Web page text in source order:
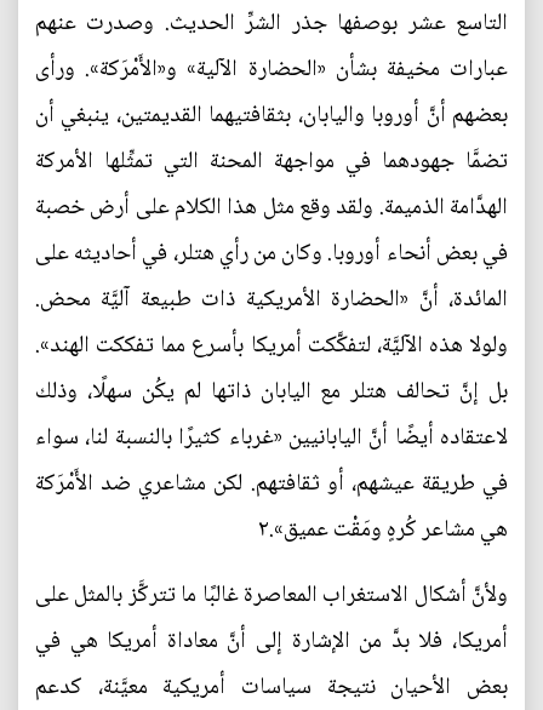
التاسع عشر بوصفها جذر الشرِّ الحديث. وصدرت عنهم
عبارات مخيفة بشأن «الحضارة الآلية» و«الأَمْرَكة». ورأى
بعضهم أنَّ أوروبا واليابان، بثقافتيهما القديمتين، ينبغي أن
تضمَّا جهودهما في مواجهة المحنة التي تمثِّلها الأمركة
الهدَّامة الذميمة. ولقد وقع مثل هذا الكلام على أرض خصبة
في بعض أنحاء أوروبا. وكان من رأي هتلر، في أحاديثه على
المائدة، أنَّ «الحضارة الأمريكية ذات طبيعة آليَّة محض.
ولولا هذه الآليَّة، لتفكَّكت أمريكا بأسرع مما تفككت الهند».
بل إنَّ تحالف هتلر مع اليابان ذاتها لم يكُن سهلًا، وذلك
لاعتقاده أيضًا أنَّ اليابانيين «غرباء كثيرًا بالنسبة لنا، سواء
في طريقة عيشهم، أو ثقافتهم. لكن مشاعري ضد الأَمْرَكة
هي مشاعر كُرهٍ ومَقْت عميق».٢
ولأنَّ أشكال الاستغراب المعاصرة غالبًا ما تتركَّز بالمثل على
أمريكا، فلا بدَّ من الإشارة إلى أنَّ معاداة أمريكا هي في
بعض الأحيان نتيجة سياسات أمريكية معيَّنة، كدعم